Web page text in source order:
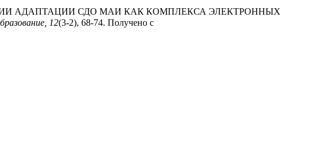
АДАПТАЦИИ СДО МАИ КАК КОМПЛЕКСА ЭЛЕКТРОННЫХ
12(3-2), 68-74. Получено с